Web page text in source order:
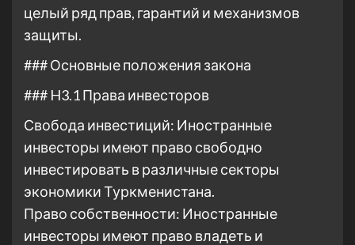
целый ряд прав, гарантий и механизмов
защиты.
### Основные положения закона
### H3.1 Права инвесторов
Свобода инвестиций: Иностранные
инвесторы имеют право свободно
инвестировать в различные секторы
экономики Туркменистана.
Право собственности: Иностранные
инвесторы имеют право владеть и